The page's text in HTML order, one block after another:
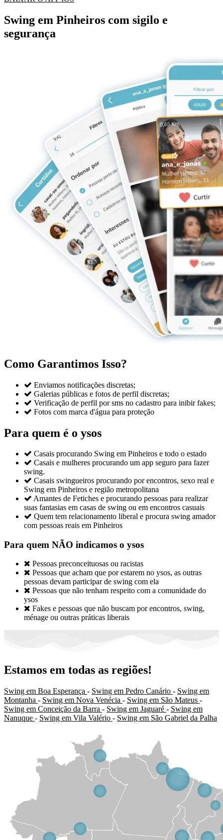
Swing em Pinheiros com sigilo e
segurança
Como Garantimos Isso?
 Enviamos notificações discretas;
 Galerias públicas e fotos de perfil discretas;
 Verificação de perfil por sms no cadastro para inibir fakes;
 Fotos com marca d'água para proteção
Para quem é o ysos
 Casais procurando Swing em Pinheiros e todo o estado
 Casais e mulheres procurando um app seguro para fazer
swing.
 Casais swingueiros procurando por encontros, sexo real e
Swing em Pinheiros e região metropolitana
 Amantes de Fetiches e procurando pessoas para realizar
suas fantasias em casas de swing ou em encontros casuais
 Quem tem relacionamento liberal e procura swing amador
com pessoas reais em Pinheiros
Para quem NÃO indicamos o ysos
 Pessoas preconceituosas ou racistas
 Pessoas que acham que por estarem no ysos, as outras
pessoas devam participar de swing com ela
 Pessoas que não tenham respeito com a comunidade do
ysos
 Fakes e pessoas que não buscam por encontros, swing,
ménage ou outras práticas liberais
Estamos em todas as regiões!
Swing em Boa Esperança - Swing em Pedro Canário - Swing em
Montanha - Swing em Nova Venécia - Swing em São Mateus -
Swing em Conceição da Barra - Swing em Jaguaré - Swing em
Nanuque - Swing em Vila Valério - Swing em São Gabriel da Palha